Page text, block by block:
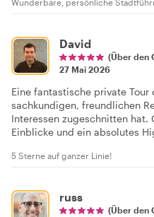
Wunderbare, persönliche
David
(Über den
27 Mai 2026
Eine fantastische private
sachkundigen, freundlichen
Interessen zugeschnitten hat.
Einblicke und ein absolutes
5 Sterne auf ganzer Linie!
russ
(Über den